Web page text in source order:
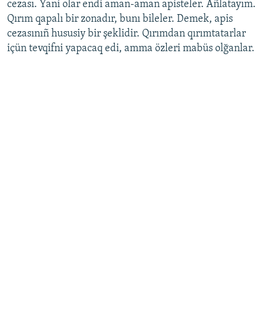
cezası. Yani olar endi aman-aman apisteler. Añlatayım.
Qırım qapalı bir zonadır, bunı bileler. Demek, apis
cezasınıñ hususiy bir şeklidir. Qırımdan qırımtatarlar
içün tevqifni yapacaq edi, amma özleri mabüs olğanlar.